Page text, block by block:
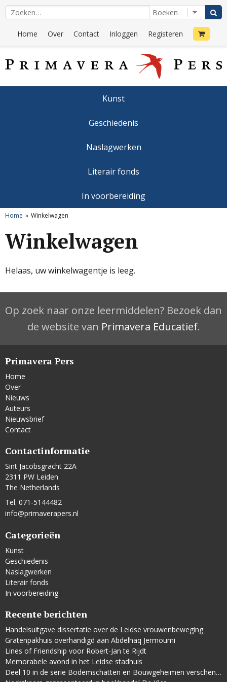
Home Over Contact Inloggen Registeren
Kunst
Geschiedenis
Naslagwerken
Literair fonds
In voorbereiding
Home Winkelwagen
Winkelwagen
Helaas, uw winkelwagentje is leeg.
Op zoek naar onze leermiddelen? Bezoek dan
de website van Primavera Educatief.
Primavera Pers
Home
Over
Nieuws
Auteurs
Nieuwsbrief
Contact
Contactinformatie
Sint Jacobsgracht 22A
2311 PW Leiden
The Netherlands
Tel. 071-5144482
info@primaverapers.nl
Categorieën
Kunst
Geschiedenis
Naslagwerken
Literair fonds
In voorbereiding
Recente berichten
Handelsuitgave dissertatie over de Leidse vrouwenbeweging
Gratenpakhuis overhandigd aan Abdelhaq Jermoumi
Lines of Friendship voor Robert-Jan te Rijdt
Memorabele avond in het Leidse stadhuis
Deel 10 in de serie Bodemschatten en Bouwgeheimen verschenen